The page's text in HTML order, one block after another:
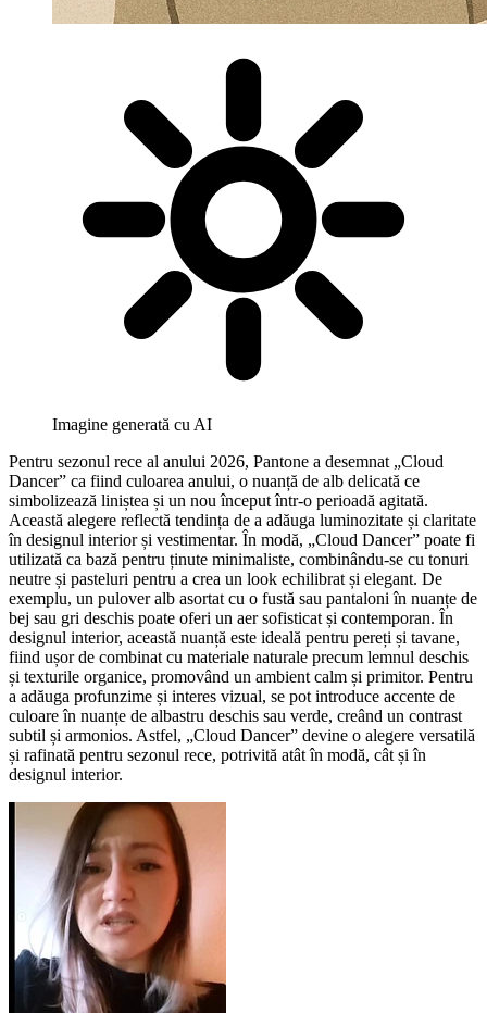
Imagine generată cu AI
Pentru sezonul rece al anului 2026, Pantone a desemnat „Cloud
Dancer” ca fiind culoarea anului, o nuanță de alb delicată ce
simbolizează liniștea și un nou început într-o perioadă agitată.
Această alegere reflectă tendința de a adăuga luminozitate și claritate
în designul interior și vestimentar. În modă, „Cloud Dancer” poate fi
utilizată ca bază pentru ținute minimaliste, combinându-se cu tonuri
neutre și pasteluri pentru a crea un look echilibrat și elegant. De
exemplu, un pulover alb asortat cu o fustă sau pantaloni în nuanțe de
bej sau gri deschis poate oferi un aer sofisticat și contemporan. În
designul interior, această nuanță este ideală pentru pereți și tavane,
fiind ușor de combinat cu materiale naturale precum lemnul deschis
și texturile organice, promovând un ambient calm și primitor. Pentru
a adăuga profunzime și interes vizual, se pot introduce accente de
culoare în nuanțe de albastru deschis sau verde, creând un contrast
subtil și armonios. Astfel, „Cloud Dancer” devine o alegere versatilă
și rafinată pentru sezonul rece, potrivită atât în modă, cât și în
designul interior.